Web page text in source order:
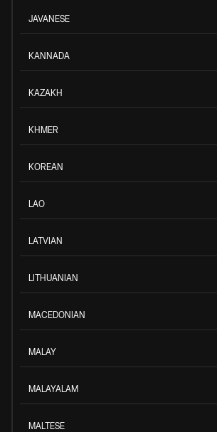
JAVANESE
KANNADA
KAZAKH
KHMER
KOREAN
LAO
LATVIAN
LITHUANIAN
MACEDONIAN
MALAY
MALAYALAM
MALTESE